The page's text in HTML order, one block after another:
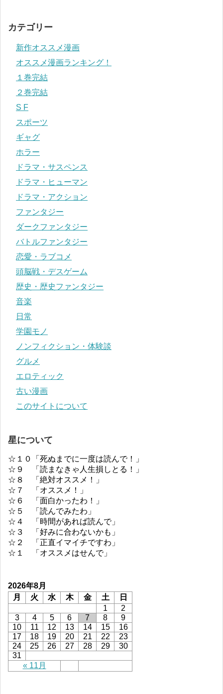
カテゴリー
新作オススメ漫画
オススメ漫画ランキング！
１巻完結
２巻完結
S F
スポーツ
ギャグ
ホラー
ドラマ・サスペンス
ドラマ・ヒューマン
ドラマ・アクション
ファンタジー
ダークファンタジー
バトルファンタジー
恋愛・ラブコメ
頭脳戦・デスゲーム
歴史・歴史ファンタジー
音楽
日常
学園モノ
ノンフィクション・体験談
グルメ
エロティック
古い漫画
このサイトについて
星について
☆１０「死ぬまでに一度は読んで！」
☆９ 「読まなきゃ人生損しとる！」
☆８ 「絶対オススメ！」
☆７ 「オススメ！」
☆６ 「面白かったわ！」
☆５ 「読んでみたわ」
☆４ 「時間があれば読んで」
☆３ 「好みに合わないかも」
☆２ 「正直イマイチですわ」
☆１ 「オススメはせんで」
2026年8月
月
火 水 木 金 土 日
« 11月
1
2
3
4 5 6 7 8
9
10
11 12 13 14 15
16
17
18 19 20 21 22
23
24
25 26 27 28 29
30
31